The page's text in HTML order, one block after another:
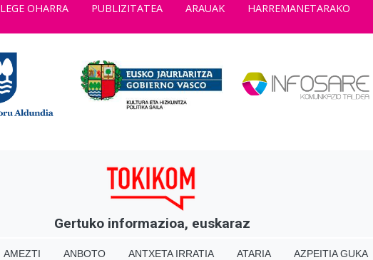
LEGE OHARRA PUBLIZITATEA ARAUAK HARREMANETARAKO
Gertuko informazioa, euskaraz
AMEZTI ANBOTO ANTXETA IRRATIA ATARIA AZPEITIA GUKA